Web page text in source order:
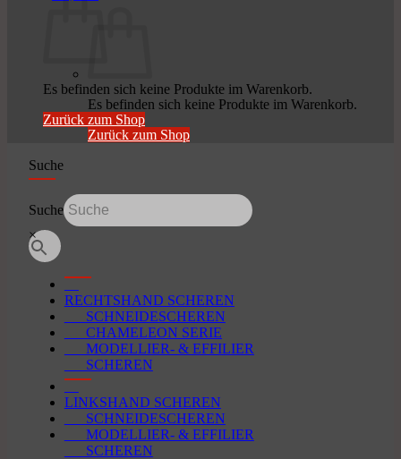
Es befinden sich keine Produkte im Warenkorb.
Zurück zum Shop
Es befinden sich keine Produkte im Warenkorb.
Zurück zum Shop
Suche
Suche
×
RECHTSHAND SCHEREN
SCHNEIDESCHEREN
CHAMELEON SERIE
MODELLIER- & EFFILIER
SCHEREN
LINKSHAND SCHEREN
SCHNEIDESCHEREN
MODELLIER- & EFFILIER
SCHEREN